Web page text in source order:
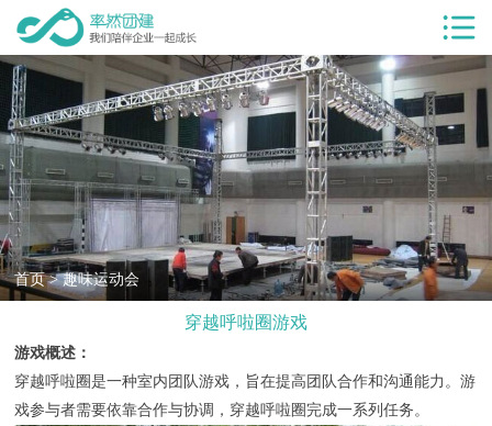
首页
服务项目
团建服务
团建基地
团建目的
客户案例
团建新闻
团建课堂
首页>趣味运动会
穿越呼啦圈游戏
游戏概述：
穿越呼啦圈是一种室内团队游戏，旨在提高团队合作和沟通能力。游
戏参与者需要依靠合作与协调，穿越呼啦圈完成一系列任务。